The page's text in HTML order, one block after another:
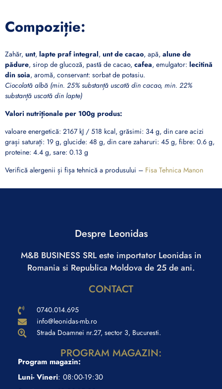
Compoziție:
Zahăr, unt, lapte praf integral, unt de cacao, apă, alune de
pădure, sirop de glucoză, pastă de cacao, cafea, emulgator: lecitină
din soia, aromă, conservant: sorbat de potasiu.
Ciocolată albă (min. 25% substanță uscată din cacao, min. 22%
substanță uscată din lapte)
Valori nutriționale per 100g produs:
valoare energetică: 2167 kJ / 518 kcal, grăsimi: 34 g, din care acizi
grași saturați: 19 g, glucide: 48 g, din care zaharuri: 45 g, fibre: 0.6 g,
proteine: 4.4 g, sare: 0.13 g
Verifică alergenii și fișa tehnică a produsului – Fisa Tehnica Manon
Despre Leonidas
M&B BUSINESS SRL este importator Leonidas in
Romania si Republica Moldova de 25 de ani.
CONTACT
0740.014.695
info@leonidas-mb.ro
Strada Doamnei nr.27, sector 3, Bucuresti.
PROGRAM MAGAZIN:
Program magazin:
Luni- Vineri: 08:00-19:30